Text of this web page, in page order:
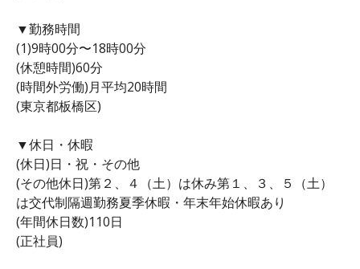
▼勤務時間
(1)9時00分〜18時00分
(休憩時間)60分
(時間外労働)月平均20時間
(東京都板橋区)
▼休日・休暇
(休日)日・祝・その他
(その他休日)第２、４（土）は休み第１、３、５（土）
は交代制隔週勤務夏季休暇・年末年始休暇あり
(年間休日数)110日
(正社員)